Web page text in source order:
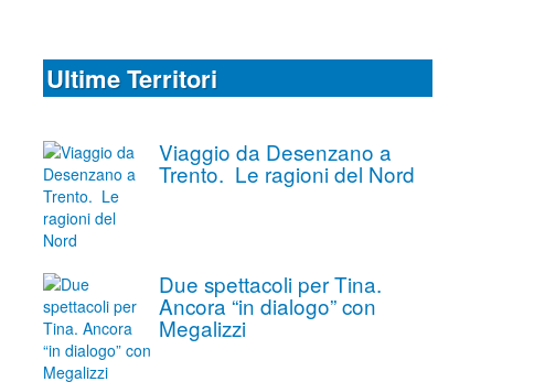
Ultime Territori
Viaggio da Desenzano a
Trento. Le ragioni del Nord
Due spettacoli per Tina.
Ancora “in dialogo” con
Megalizzi